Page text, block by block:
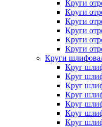
Круги
Круги
Круги
Круги
Круги
Круги
Круги
Круг
Круг
Круг
Круг
Круг
Круг
Круг